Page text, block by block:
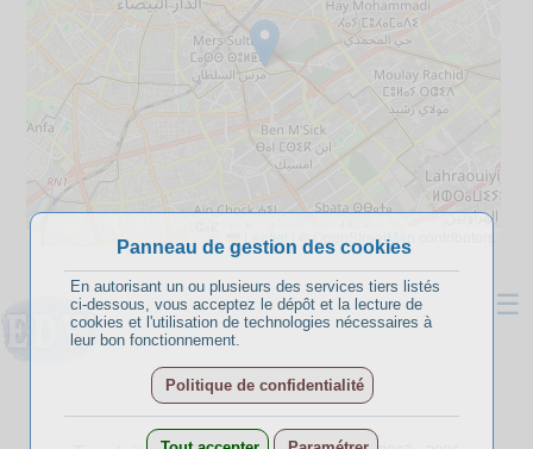
Leaflet © OpenStreetMap
☰
Conditions d’inscription
Panneau de gestion des cookies
En autorisant un ou plusieurs des services tiers listés
ci-dessous, vous acceptez le dépôt et la lecture de
cookies et l'utilisation de technologies nécessaires à
leur bon fonctionnement.
Politique de confidentialité